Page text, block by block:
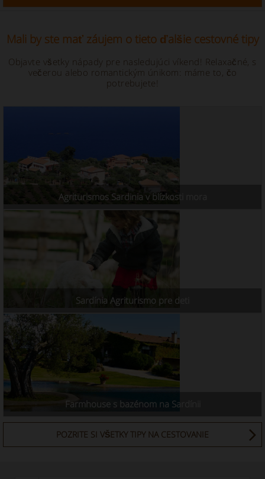
Mali by ste mať záujem o tieto ďalšie cestovné tipy
Objavte všetky nápady pre nasledujúci víkend! Relaxačné, s
večerou alebo romantickým únikom: máme to, čo
potrebujete!
Agriturismos Sardinia v blízkosti mora
Sardínia Agriturismo pre deti
Farmhouse s bazénom na Sardínii
POZRITE SI VŠETKY TIPY NA CESTOVANIE